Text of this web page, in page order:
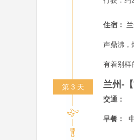
住宿：
声鼎沸，
有着别样
第 3 天 兰州-
交通：
早餐：